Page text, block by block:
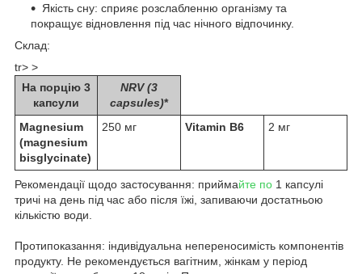
Якість сну: сприяє розслабленню організму та
покращує відновлення під час нічного відпочинку.
Склад:
tr> >
На порцію 3
капсули
NRV(3
capsules)*
Magnesium
(magnesium
bisglycinate)
250 мг Vitamin B6 2 мг
Рекомендації щодо застосування: приймайте по 1 капсулі
тричі на день під час або після їжі, запиваючи достатньою
кількістю води.
Протипоказання: індивідуальна непереносимість компонентів
продукту. Не рекомендується вагітним, жінкам у період